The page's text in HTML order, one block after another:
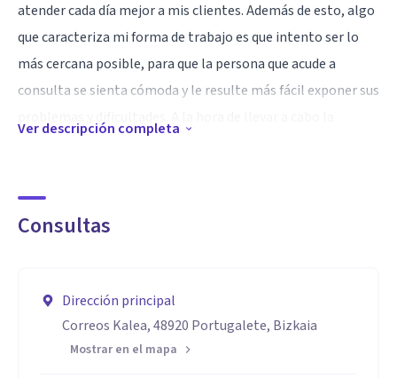
atender cada día mejor a mis clientes. Además de esto, algo
que caracteriza mi forma de trabajo es que intento ser lo
más cercana posible, para que la persona que acude a
consulta se sienta cómoda y le resulte más fácil exponer sus
nuevos para hacerlo más lúdico y divertido, siempre
adaptado a las necesidades de las personas que requieren de
Especialidad
Trato de ser lo más cercana y empática posible para que las
personas que acudan a mi consulta se sientan cómodas y
Ver descripción completa
Consultas
Dirección principal
Correos Kalea, 48920 Portugalete, Bizkaia
Mostrar en el mapa